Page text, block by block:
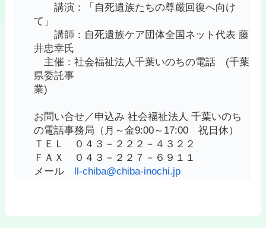
講演：「自死遺族たちの尊厳回復へ向け
て」
講師：自死遺族ケア団体全国ネット代表 藤
井忠幸氏
主催：社会福祉法人千葉いのちの電話 (千葉
県委託事
業)
お問い合せ／申込み 社会福祉法人 千葉いのち
の電話事務局（月～金9:00～17:00 祝日休）
ＴＥＬ ０４３－２２２－４３２２
ＦＡＸ ０４３－２２７－６９１１
メール ll-chiba@chiba-inochi.jp